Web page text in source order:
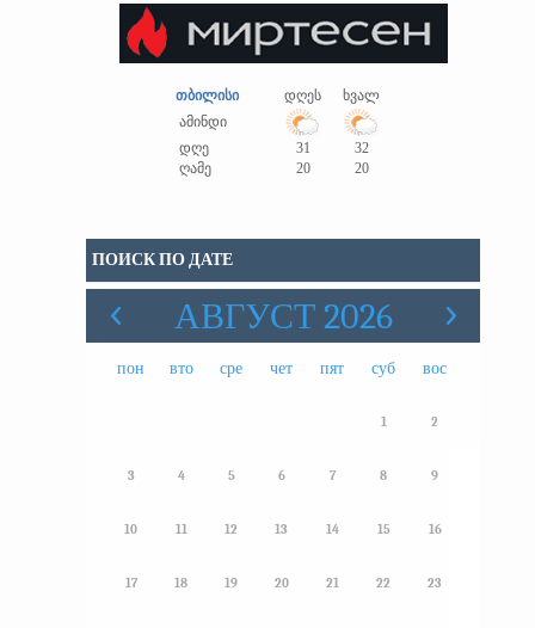
თბილისი დღეს
ხვალ
ამინდი
დღე
31
32
ღამე
20 20
ПОИСК ПО ДАТЕ
АВГУСТ 2026
пон вто сре чет пят суб вос
1 2
3 4 5 6 7 8 9
10 11 12 13 14 15 16
17 18 19 20 21 22 23